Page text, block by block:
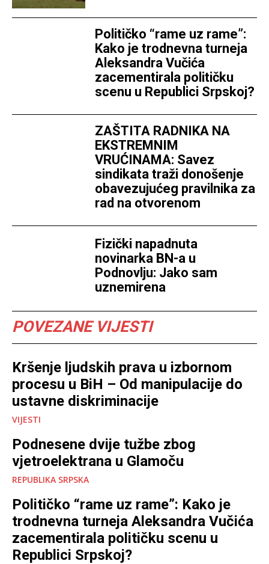
Političko “rame uz rame”:
Kako je trodnevna turneja
Aleksandra Vučića
zacementirala političku
scenu u Republici Srpskoj?
ZAŠTITA RADNIKA NA
EKSTREMNIM
VRUĆINAMA: Savez
sindikata traži donošenje
obavezujućeg pravilnika za
rad na otvorenom
Fizički napadnuta
novinarka BN-a u
Podnovlju: Jako sam
uznemirena
POVEZANE VIJESTI
Kršenje ljudskih prava u izbornom
procesu u BiH – Od manipulacije do
ustavne diskriminacije
VIJESTI
Podnesene dvije tužbe zbog
vjetroelektrana u Glamoču
REPUBLIKA SRPSKA
Političko “rame uz rame”: Kako je
trodnevna turneja Aleksandra Vučića
zacementirala političku scenu u
Republici Srpskoj?